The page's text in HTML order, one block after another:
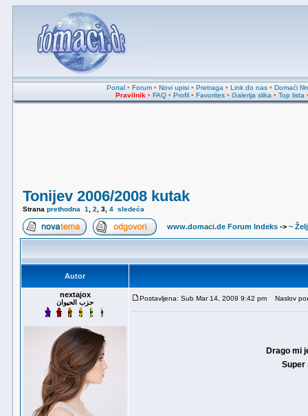
Portal• Forum• Novi upisi• Pretraga • Link do nas• Domaći
Pravilnik • FAQ • Profil • Favorites • Galerija slika • Top lista
Tonijev 2006/2008 kutak
Strana prethodna 1 2 3 4 sledeća
www.domaci.de Forum Indeks -> ~
Autor
nextajox
حزب الحيوان
Postavljena: Sub Mar 14, 2009 9:42 pm Naslov
Drago mi
Super